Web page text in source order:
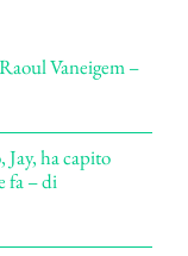
Vaneigem –
ha capito
fa – di